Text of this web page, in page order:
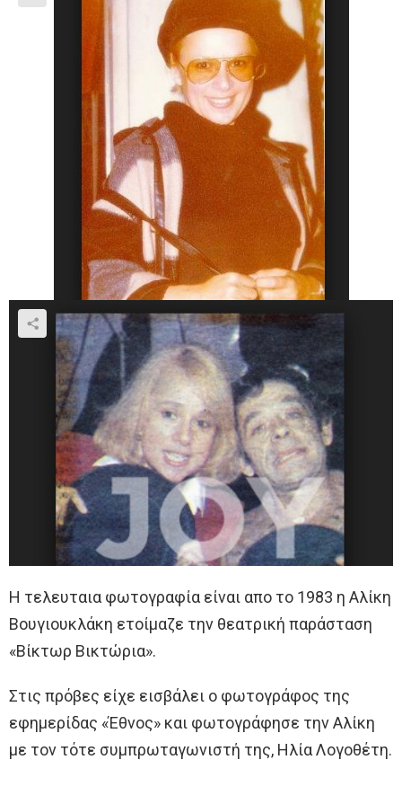
Η τελευταια φωτογραφία είναι απο το 1983 η Αλίκη
Βουγιουκλάκη ετοίμαζε την θεατρική παράσταση
«Βίκτωρ Βικτώρια».
Στις πρόβες είχε εισβάλει ο φωτογράφος της
εφημερίδας «Έθνος» και φωτογράφησε την Αλίκη
με τον τότε συμπρωταγωνιστή της, Ηλία Λογοθέτη.